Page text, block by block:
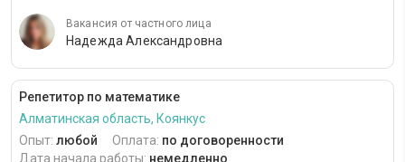
Вакансия от частного лица
Надежда Александровна
Репетитор по математике
Алматинская область, Коянкус
Опыт: любой Оплата: по договоренности
Дата начала работы: немедленно